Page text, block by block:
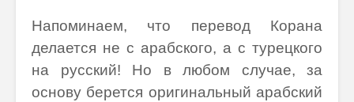
Напоминаем, что перевод Корана
делается не с арабского, а с турецкого
на русский! Но в любом случае, за
основу берется оригинальный арабский